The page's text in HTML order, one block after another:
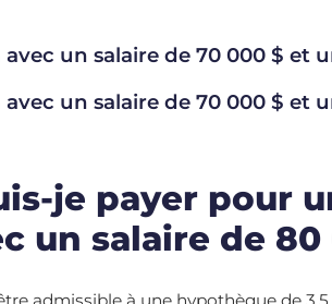
un salaire de 70 000 $ et
un salaire de 70 000 $ et
je payer pour
un salaire de 80